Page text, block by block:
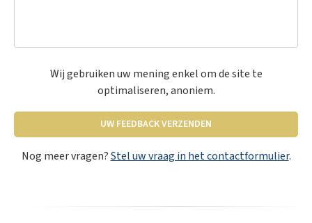
Wij gebruiken uw mening enkel om de site te
optimaliseren, anoniem.
UW FEEDBACK VERZENDEN
Nog meer vragen?Stel uw vraag in het contactformulier.